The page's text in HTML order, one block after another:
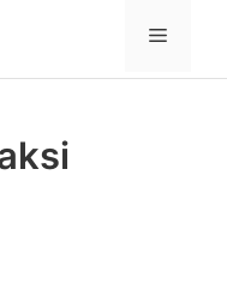
MENÜ